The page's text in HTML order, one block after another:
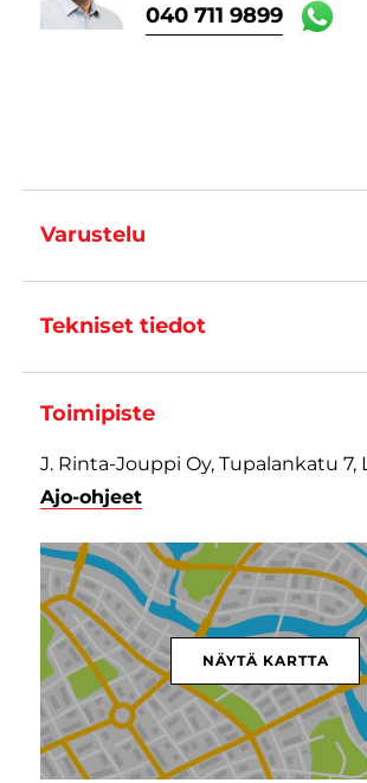
040 711 9899
Varustelu
Tekniset tiedot
Toimipiste
J. Rinta-Jouppi Oy, Tupalankatu 7,
Ajo-ohjeet
NÄYTÄ KARTTA